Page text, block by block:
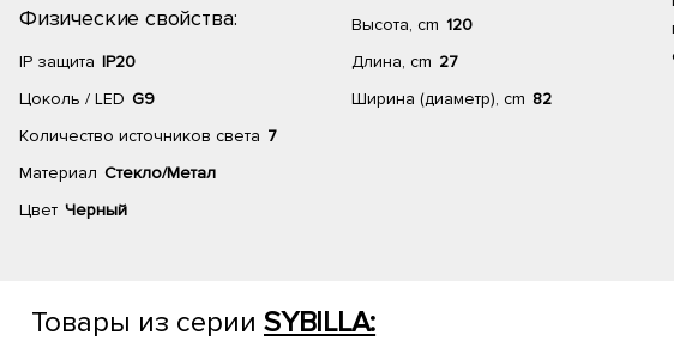
Физические свойства:
IP защита IP20
Цоколь / LED G9
Количество источников света 7
Материал Стекло/Метал
Цвет Черный
Высота, cm 120
Длина, cm 27
Ширина (диаметр), cm 82
Товары из серии SYBILLA: